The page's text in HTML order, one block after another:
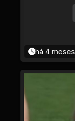
há 4 meses